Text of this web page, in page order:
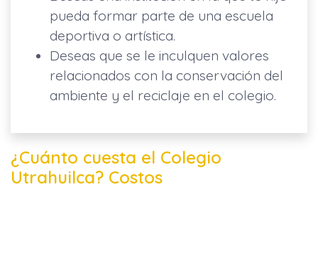
pueda formar parte de una escuela
deportiva o artística.
Deseas que se le inculquen valores
relacionados con la conservación del
ambiente y el reciclaje en el colegio.
¿Cuánto cuesta el Colegio
Utrahuilca? Costos